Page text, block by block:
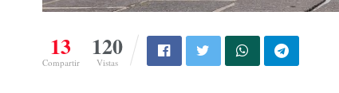
13
Compartir
120
Vistas